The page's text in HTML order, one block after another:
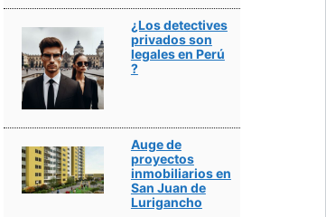
¿Los detectives
privados son
legales en Perú
?
Auge de
proyectos
inmobiliarios en
San Juan de
Lurigancho